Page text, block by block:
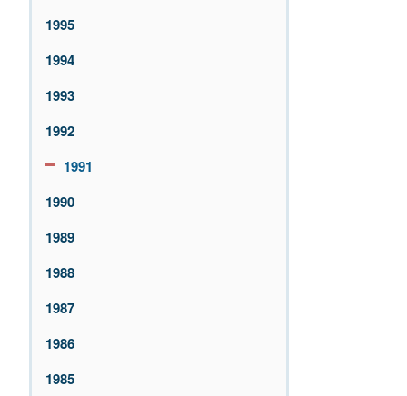
1995
1994
1993
1992
1991
1990
1989
1988
1987
1986
1985